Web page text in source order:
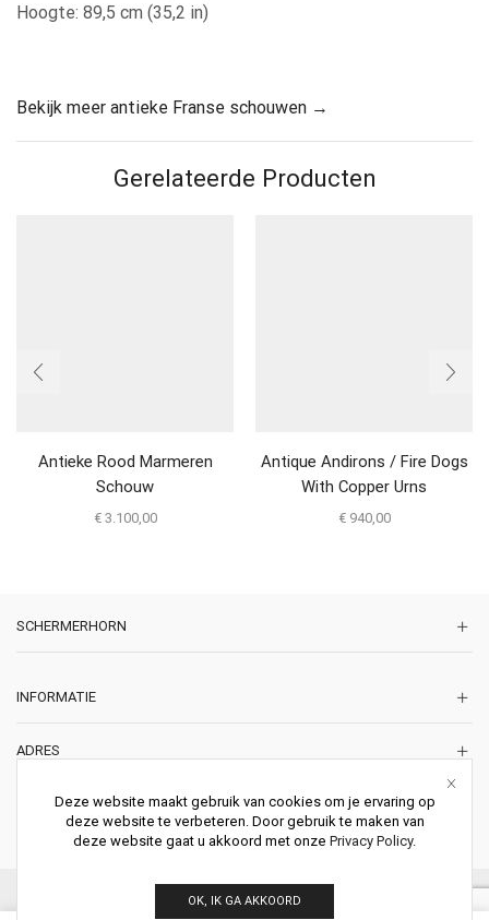
Hoogte: 89,5 cm (35,2 in)
Bekijk meer antieke Franse schouwen →
Gerelateerde Producten
Antieke Rood Marmeren
Schouw
€3.100,00
Antique Andirons / Fire Dogs
With Copper Urns
€940,00
SCHERMERHORN
INFORMATIE
ADRES
2011 ZD HAARLEM
Nederland
© 2026 Schermerhorn Antieke Schouwen. All Rights Reserved.
Deze website maakt gebruik van cookies om je ervaring op
deze website te verbeteren. Door gebruik te maken van
deze website gaat u akkoord met onze Privacy Policy.
OK, IK GA AKKOORD